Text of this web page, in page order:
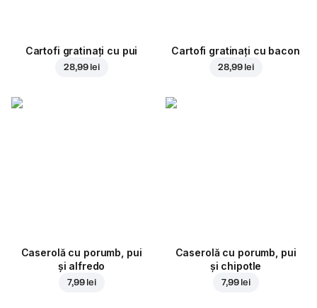
Cartofi gratinați cu pui
28,99 lei
Cartofi gratinați cu bacon
28,99 lei
Caserolă cu porumb, pui
și alfredo
7,99 lei
Caserolă cu porumb, pui
și chipotle
7,99 lei